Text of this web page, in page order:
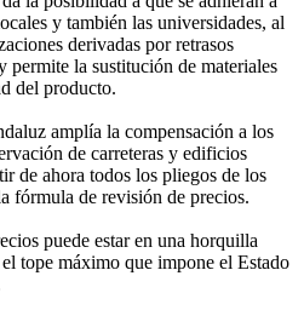
y también las universidades, al
derivadas por retrasos
permite la sustitución de materiales
del producto.
amplía la compensación a los
de carreteras y edificios
de ahora todos los pliegos de los
fórmula de revisión de precios.
puede estar en una horquilla
tope máximo que impone el Estado